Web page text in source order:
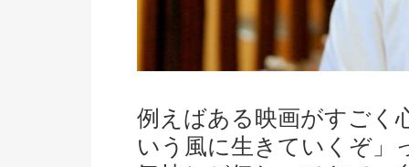
例えばある映画がすごく
いう風に生きていくぞ」